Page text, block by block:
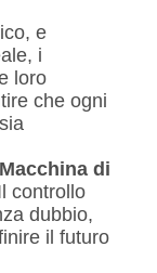
e
i
loro
che ogni
Macchina di
controllo
dubbio,
il futuro